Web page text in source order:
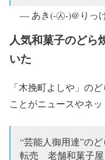
— あき(-㉦-)@りっ
人気和菓子のどら
いた
「木挽町よしや」の
ことがニュースやネッ
“芸能人御用達”の
転売 老舗和菓子屋